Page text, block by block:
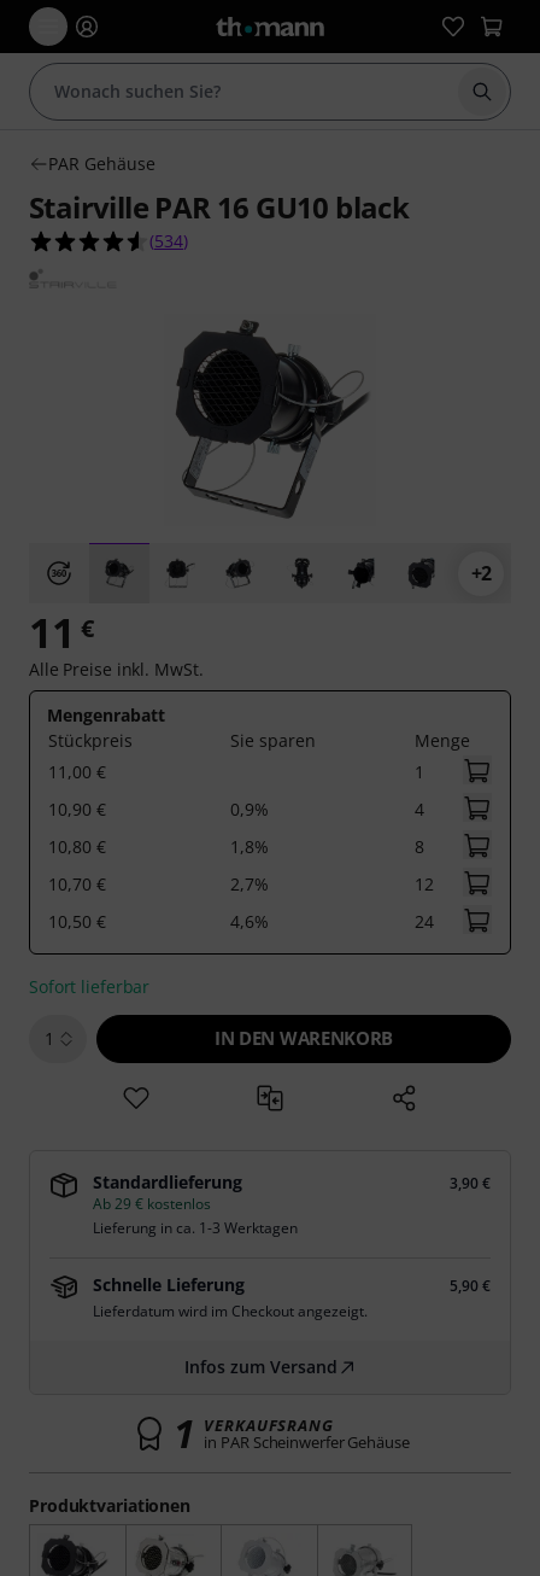
Suche
PAR Gehäuse
Stairville PAR 16 GU10 black
4.6 von 5 Sternen aus 534 Kundenbewertungen
(534)
+2
Produktvariationen
11 €
Alle Preise inkl. MwSt.
Mengenrabatt
Stückpreis
Sie sparen
Menge
11,00 €
1
10,90 €
0,9%
4
10,80 €
1,8%
8
10,70 €
2,7%
12
10,50 €
4,6% 24
Sofort lieferbar
1 IN DEN WARENKORB
Standardlieferung
3,90 €
Ab 29 € kostenlos
Lieferung in ca. 1-3 Werktagen
Schnelle Lieferung
5,90 €
Lieferdatum wird im Checkout angezeigt.
Infos zum Versand
1 VERKAUFSRANG
in PAR Scheinwerfer Gehäuse